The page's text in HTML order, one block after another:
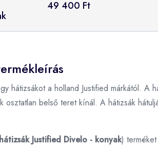
49 400 Ft
hátizsákot a holland Justified márkától. A
belső teret kínál. A hátizsák
Justified Divelo - konyak)